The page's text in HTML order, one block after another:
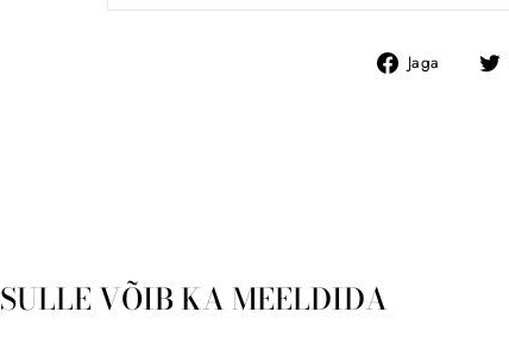
Jaga
Jaga
SULLE VÕIB KA MEELDIDA